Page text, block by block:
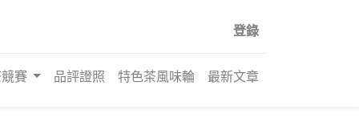
登錄
賽 品評證照 特色茶風味輪 最新文章